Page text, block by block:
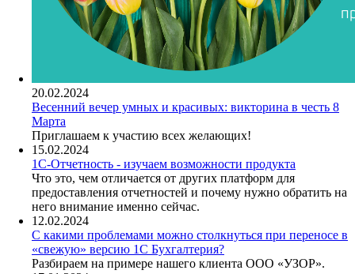
20.02.2024
Весенний вечер умных и красивых: викторина в честь 8
Марта
Приглашаем к участию всех желающих!
15.02.2024
1С-Отчетность - изучаем возможности продукта
Что это, чем отличается от других платформ для
предоставления отчетностей и почему нужно обратить на
него внимание именно сейчас.
12.02.2024
С какими проблемами можно столкнуться при переносе в
«свежую» версию 1С Бухгалтерия?
Разбираем на примере нашего клиента ООО «УЗОР».